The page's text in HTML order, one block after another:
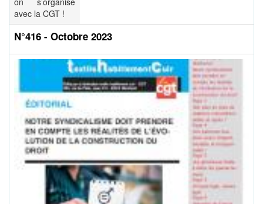
avec la CGT !
N°416 - Octobre 2023